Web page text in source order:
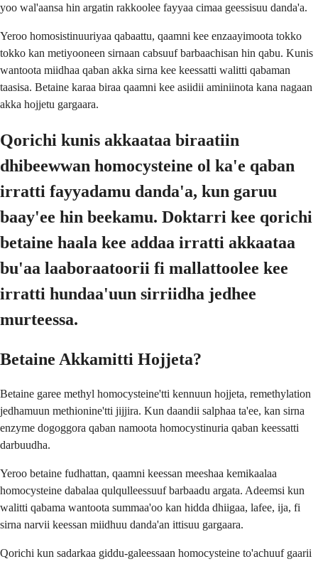
yoo wal'aansa hin argatin rakkoolee fayyaa cimaa geessisuu danda'a.
Yeroo homosistinuuriyaa qabaattu, qaamni kee enzaayimoota tokko
tokko kan metiyooneen sirnaan cabsuuf barbaachisan hin qabu. Kunis
wantoota miidhaa qaban akka sirna kee keessatti walitti qabaman
taasisa. Betaine karaa biraa qaamni kee asiidii aminiinota kana nagaan
akka hojjetu gargaara.
Qorichi kunis akkaataa biraatiin
dhibeewwan homocysteine ol ka'e qaban
irratti fayyadamu danda'a, kun garuu
baay'ee hin beekamu. Doktarri kee qorichi
betaine haala kee addaa irratti akkaataa
bu'aa laaboraatoorii fi mallattoolee kee
irratti hundaa'uun sirriidha jedhee
murteessa.
Betaine Akkamitti Hojjeta?
Betaine garee methyl homocysteine'tti kennuun hojjeta, remethylation
jedhamuun methionine'tti jijjira. Kun daandii salphaa ta'ee, kan sirna
enzyme dogoggora qaban namoota homocystinuria qaban keessatti
darbuudha.
Yeroo betaine fudhattan, qaamni keessan meeshaa kemikaalaa
homocysteine dabalaa qulqulleessuuf barbaadu argata. Adeemsi kun
walitti qabama wantoota summaa'oo kan hidda dhiigaa, lafee, ija, fi
sirna narvii keessan miidhuu danda'an ittisuu gargaara.
Qorichi kun sadarkaa giddu-galeessaan homocysteine to'achuuf gaarii